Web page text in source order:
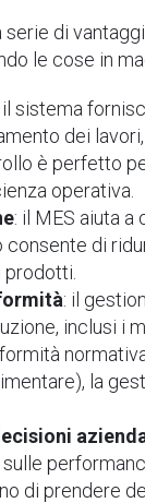
di
le cose in
il sistema
dei
è perfetto
operativa.
: il MES aiuta
di
: il
inclusi i
la
di prendere